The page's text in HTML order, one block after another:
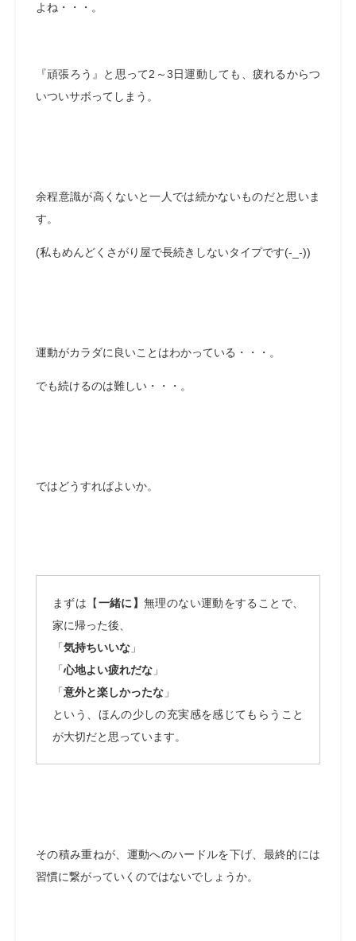
よね・・・。
『頑張ろう』と思って2～3日運動しても、疲れるからつ
いついサボってしまう。
余程意識が高くないと一人では続かないものだと思いま
す。
(私もめんどくさがり屋で長続きしないタイプです(-_-))
運動がカラダに良いことはわかっている・・・。
でも続けるのは難しい・・・。
ではどうすればよいか。
まずは【一緒に】無理のない運動をすることで、
家に帰った後、
「気持ちいいな 」
「心地よい疲れだな 」
「意外と楽しかったな 」
という、ほんの少しの充実感を感じてもらうこと
が大切だと思っています。
その積み重ねが、運動へのハードルを下げ、最終的には
習慣に繋がっていくのではないでしょうか。